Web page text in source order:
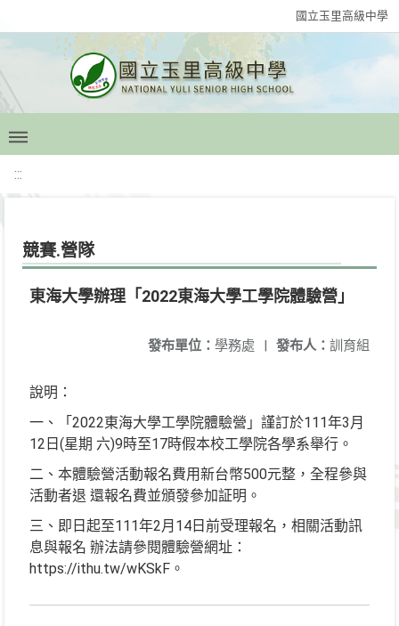
國立玉里高級中學
:::
競賽.營隊
東海大學辦理「2022東海大學工學院體驗營」
發布人： 訓育組
發布單位： 學務處 |
說明：
一、「2022東海大學工學院體驗營」謹訂於111年3月
12日(星期 六)9時至17時假本校工學院各學系舉行。
二、本體驗營活動報名費用新台幣500元整，全程參與
活動者退 還報名費並頒發參加証明。
三、即日起至111年2月14日前受理報名，相關活動訊
息與報名 辦法請參閱體驗營網址：
https://ithu.tw/wKSkF。